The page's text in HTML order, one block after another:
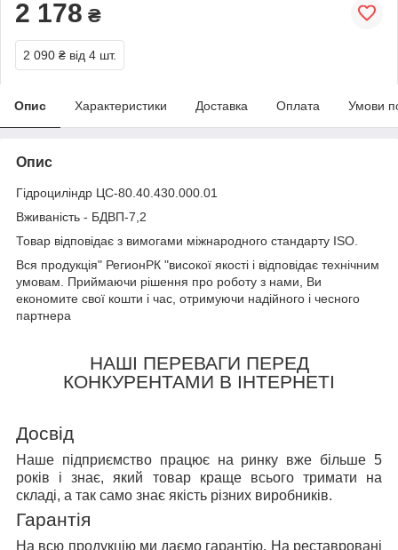
2 178 ₴
2 090 ₴ від 4 шт.
Опис Характеристики Доставка Оплата Умови
Опис
Гідроциліндр ЦС-80.40.430.000.01
Вживаність - БДВП-7,2
Товар відповідає з вимогами міжнародного стандарту ISO.
Вся продукція" РегионРК "високої якості і відповідає технічним
умовам. Приймаючи рішення про роботу з нами, Ви
економите свої кошти і час, отримуючи надійного і чесного
партнера
НАШІ ПЕРЕВАГИ ПЕРЕД
КОНКУРЕНТАМИ В ІНТЕРНЕТІ
Досвід
Наше підприємство працює на ринку вже більше 5
років і знає, який товар краще всього тримати на
складі, а так само знає якість різних виробників.
Гарантія
На всю продукцію ми даємо гарантію. На реставровані